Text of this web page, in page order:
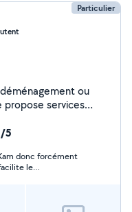
Particulier
ou
5
donc forcément
le